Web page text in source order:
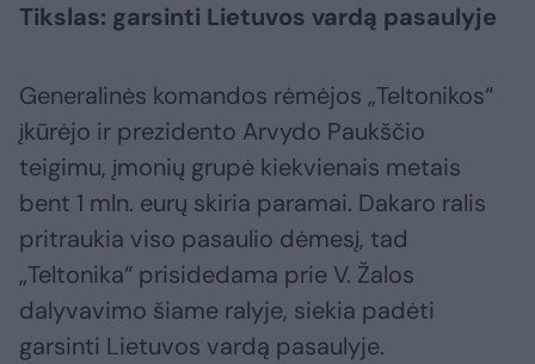
Tikslas: garsinti Lietuvos vardą pasaulyje
Generalinės komandos rėmėjos „Teltonikos“
įkūrėjo ir prezidento Arvydo Paukščio
teigimu, įmonių grupė kiekvienais metais
bent 1 mln. eurų skiria paramai. Dakaro ralis
pritraukia viso pasaulio dėmesį, tad
„Teltonika“ prisidedama prie V. Žalos
dalyvavimo šiame ralyje, siekia padėti
garsinti Lietuvos vardą pasaulyje.